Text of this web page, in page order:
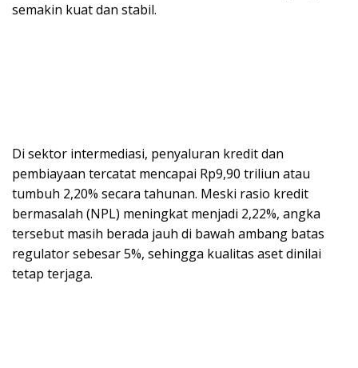
semakin kuat dan stabil.
Di sektor intermediasi, penyaluran kredit dan
pembiayaan tercatat mencapai Rp9,90 triliun atau
tumbuh 2,20% secara tahunan. Meski rasio kredit
bermasalah (NPL) meningkat menjadi 2,22%, angka
tersebut masih berada jauh di bawah ambang batas
regulator sebesar 5%, sehingga kualitas aset dinilai
tetap terjaga.